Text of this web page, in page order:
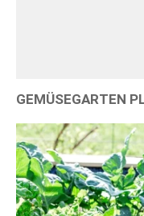
GEMÜSEGARTEN